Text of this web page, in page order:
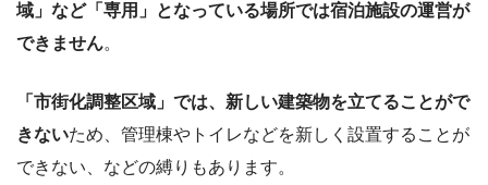
域」など「専用」となっている場所では宿泊施設の運営が
できません。
「市街化調整区域」では、新しい建築物を立てることがで
きないため、管理棟やトイレなどを新しく設置することが
できない、などの縛りもあります。